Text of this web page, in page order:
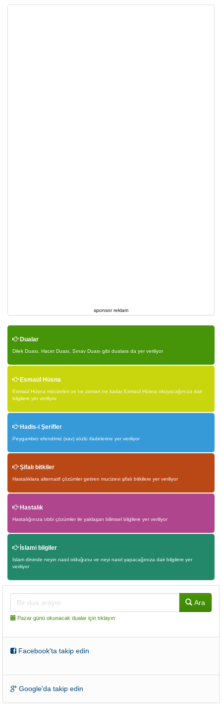
sponsor reklam
Dualar
Dilek Duası, Hacet Duası, Sınav Duası gibi dualara da yer veriliyor
Esmaül Hüsna
Esmaül Hüsna mücizeleri ve ne zaman ne kadar Esmaül Hüsna okuyacağınıza dair
bilgilere yer veriliyor
Hadis-i Şerifler
Peygamber efendimiz (sav) sözlü ifadelerine yer veriliyor
Şifalı bitkiler
Hastalıklara alternatif çözümler getiren mucizevi şifalı bitkilere yer veriliyor
Hastalık
Hastalığınıza tıbbi çözümler ile yaklaşan bilimsel bilgilere yer veriliyor
İslami bilgiler
İslam dininde neyin nasıl olduğunu ve neyi nasıl yapacağınıza dair bilgilere yer
veriliyor
Ara
Pazar günü okunacak dualar için tıklayın
Facebook'ta takip edin
Google'da takip edin